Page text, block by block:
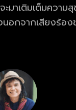
ะมาเติมเต็มควา
อกจากเสียงร้อ
หม่ไฟแรง” ที่ผู้เ